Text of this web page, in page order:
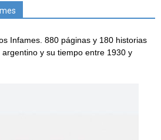
Infames. 880 páginas y 180 historias
y su tiempo entre 1930 y